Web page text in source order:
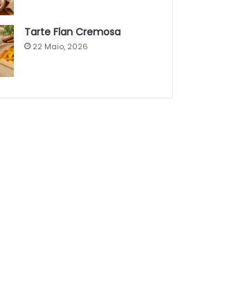
Tarte Flan Cremosa
22 Maio, 2026